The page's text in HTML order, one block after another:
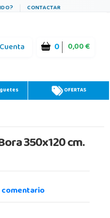
CONTACTAR
0 0,00 €
OFERTAS
350x120 cm.
comentario